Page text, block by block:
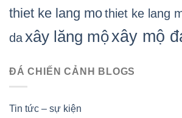
thiet ke lang mothiet ke lang
daxây lăng mộxây mộ
ĐÁ CHIẾN CẢNH BLOGS
Tin tức – sự kiện